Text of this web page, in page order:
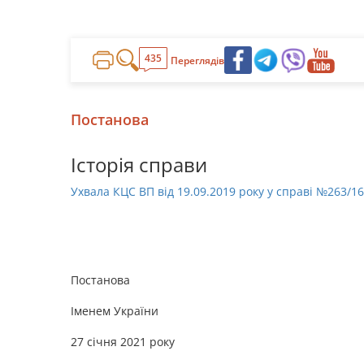
435 Переглядів
Постанова
Історія справи
Ухвала КЦС ВП від 19.09.2019 року у справі №263/
Постанова
Іменем України
27 січня 2021 року